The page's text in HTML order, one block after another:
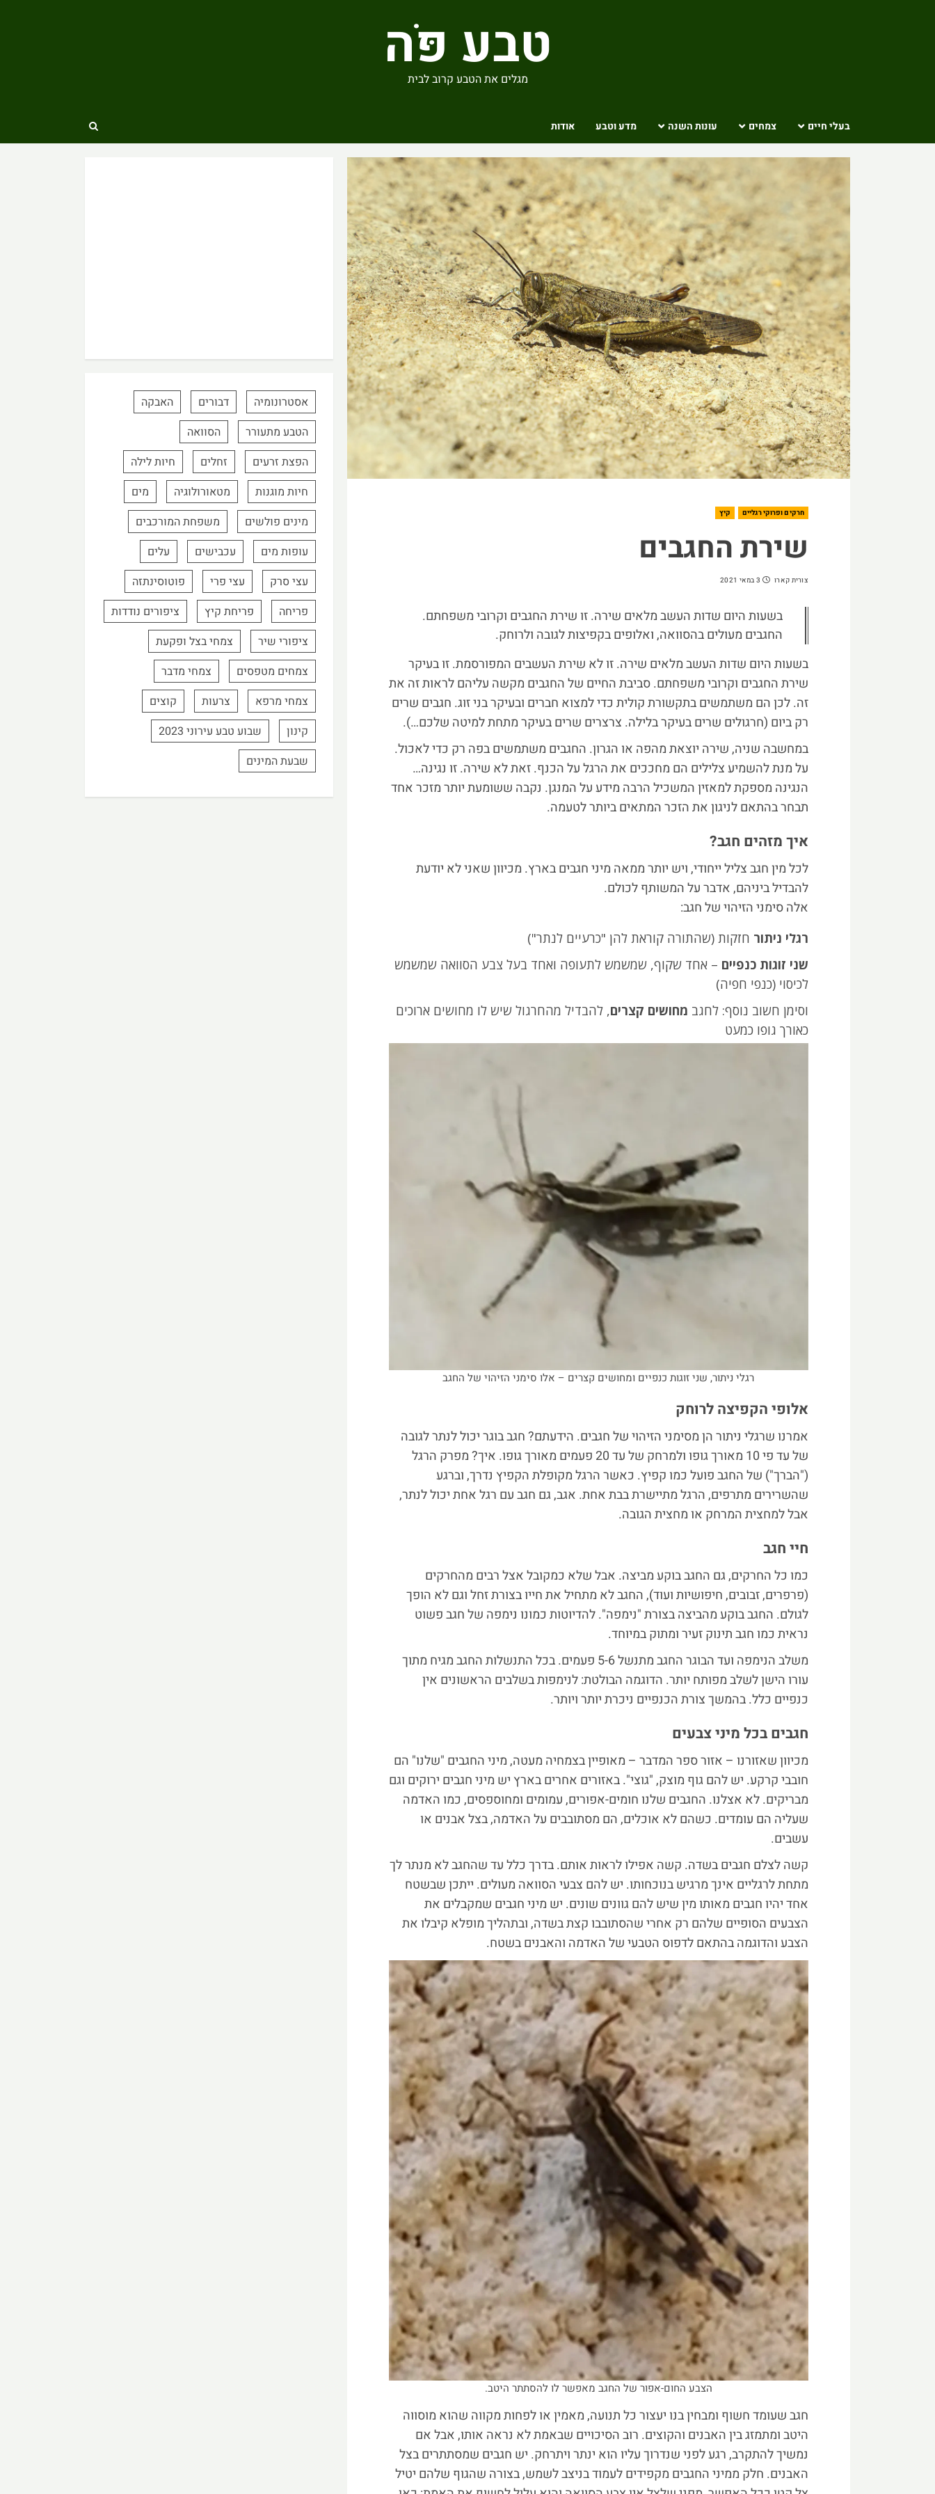
טבע פֹּה
מגלים את הטבע קרוב לבית
בעלי חיים צמחים עונות השנה מדע וטבע אודות
חרקים ופרוקי רגליים קיץ
שירת החגבים
צורית קארו 3 במאי 2021
בשעות היום שדות העשב מלאים שירה. זו שירת החגבים וקרובי משפחתם.
החגבים מעולים בהסוואה, ואלופים בקפיצות לגובה ולרוחק.
בשעות היום שדות העשב מלאים שירה. זו לא שירת העשבים המפורסמת. זו בעיקר
שירת החגבים וקרובי משפחתם. סביבת החיים של החגבים מקשה עליהם לראות זה את
זה. לכן הם משתמשים בתקשורת קולית כדי למצוא חברים ובעיקר בני זוג. חגבים שרים
רק ביום (חרגולים שרים בעיקר בלילה. צרצרים שרים בעיקר מתחת למיטה שלכם…).
במחשבה שניה, שירה יוצאת מהפה או הגרון. החגבים משתמשים בפה רק כדי לאכול.
על מנת להשמיע צלילים הם מחככים את הרגל על הכנף. זאת לא שירה. זו נגינה…
הנגינה מספקת למאזין המשכיל הרבה מידע על המנגן. נקבה ששומעת יותר מזכר אחד
תבחר בהתאם לניגון את הזכר המתאים ביותר לטעמה.
איך מזהים חגב?
לכל מין חגב צליל ייחודי, ויש יותר ממאה מיני חגבים בארץ. מכיוון שאני לא יודעת
להבדיל ביניהם, אדבר על המשותף לכולם.
אלה סימני הזיהוי של חגב:
רגלי ניתור חזקות (שהתורה קוראת להן "כרעיים לנתר")
שני זוגות כנפיים – אחד שקוף, שמשמש לתעופה ואחד בעל צבע הסוואה שמשמש
לכיסוי (כנפי חפיה)
וסימן חשוב נוסף: לחגב מחושים קצרים, להבדיל מהחרגול שיש לו מחושים ארוכים
כאורך גופו כמעט
רגלי ניתור, שני זוגות כנפיים ומחושים קצרים – אלו סימני הזיהוי של החגב
אלופי הקפיצה לרוחק
אמרנו שרגלי ניתור הן מסימני הזיהוי של חגבים. הידעתם? חגב בוגר יכול לנתר לגובה
של עד פי 10 מאורך גופו ולמרחק של עד 20 פעמים מאורך גופו. איך? מפרק הרגל
("הברך") של החגב פועל כמו קפיץ. כאשר הרגל מקופלת הקפיץ נדרך, וברגע
שהשרירים מתרפים, הרגל מתיישרת בבת אחת. אגב, גם חגב עם רגל אחת יכול לנתר,
אבל למחצית המרחק או מחצית הגובה.
חיי חגב
כמו כל החרקים, גם החגב בוקע מביצה. אבל שלא כמקובל אצל רבים מהחרקים
(פרפרים, זבובים, חיפושיות ועוד), החגב לא מתחיל את חייו בצורת זחל וגם לא הופך
לגולם. החגב בוקע מהביצה בצורת "נימפה". להדיוטות כמונו נימפה של חגב פשוט
נראית כמו חגב תינוק זעיר ומתוק במיוחד.
משלב הנימפה ועד הבוגר החגב מתנשל 5-6 פעמים. בכל התנשלות החגב מגיח מתוך
עורו הישן לשלב מפותח יותר. הדוגמה הבולטת: לנימפות בשלבים הראשונים אין
כנפיים כלל. בהמשך צורת הכנפיים ניכרת יותר ויותר.
חגבים בכל מיני צבעים
מכיוון שאזורנו – אזור ספר המדבר – מאופיין בצמחיה מעטה, מיני החגבים "שלנו" הם
חובבי קרקע. יש להם גוף מוצק, "גוצי". באזורים אחרים בארץ יש מיני חגבים ירוקים וגם
מבריקים. לא אצלנו. החגבים שלנו חומים-אפורים, עמומים ומחוספסים, כמו האדמה
שעליה הם עומדים. כשהם לא אוכלים, הם מסתובבים על האדמה, בצל אבנים או
עשבים.
קשה לצלם חגבים בשדה. קשה אפילו לראות אותם. בדרך כלל עד שהחגב לא מנתר לך
מתחת לרגליים אינך מרגיש בנוכחותו. יש להם צבעי הסוואה מעולים. ייתכן שבשטח
אחד יהיו חגבים מאותו מין שיש להם גוונים שונים. יש מיני חגבים שמקבלים את
הצבעים הסופיים שלהם רק אחרי שהסתובבו קצת בשדה, ובתהליך מופלא קיבלו את
הצבע והדוגמה בהתאם לדפוס הטבעי של האדמה והאבנים בשטח.
הצבע החום-אפור של החגב מאפשר לו להסתתר היטב.
חגב שעומד חשוף ומבחין בנו יעצור כל תנועה, מאמין או לפחות מקווה שהוא מוסווה
היטב ומתמזג בין האבנים והקוצים. רוב הסיכויים שבאמת לא נראה אותו, אבל אם
נמשיך להתקרב, רגע לפני שנדרוך עליו הוא ינתר ויתרחק. יש חגבים שמסתתרים בצל
האבנים. חלק ממיני החגבים מקפידים לעמוד בניצב לשמש, בצורה שהגוף שלהם יטיל
אסטרונומיה דבורים
האבקה
הטבע מתעורר
הסוואה
הפצת זרעים
זחלים
חיות לילה
חיות מוגנות
מטאורולוגיה
מים
מינים פולשים
משפחת המורכבים
עופות מים
עכבישים
עלים
עצי סרק
עצי פרי
פוטוסינתזה
פריחה
פריחת קיץ
ציפורים נודדות
ציפורי שיר
צמחי בצל ופקעת
צמחים מטפסים
צמחי מדבר
צמחי מרפא
צרעות
קוצים
קינון
שבוע טבע עירוני 2023
שבעת המינים